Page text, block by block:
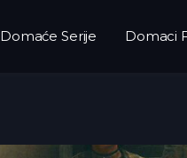
Domaće Serije Domaci